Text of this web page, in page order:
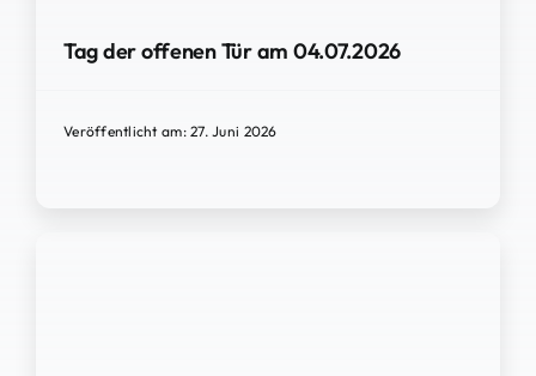
Tag der offenen Tür am 04.07.2026
Veröffentlicht am: 27. Juni 2026